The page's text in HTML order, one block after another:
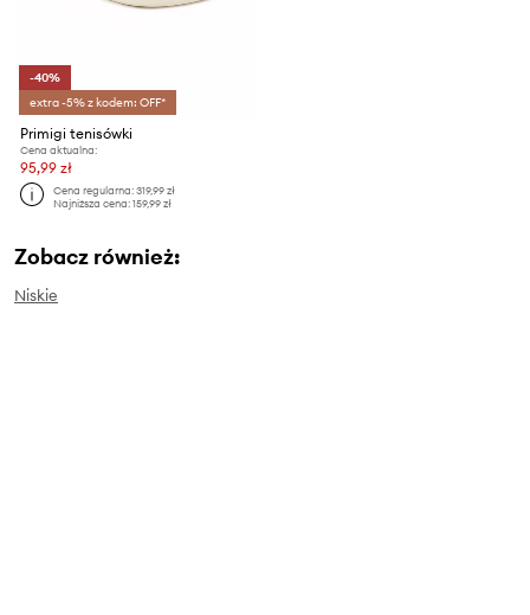
-40%
extra -5% z kodem: OFF*
Primigi tenisówki
Cena aktualna:
95,99 zł
Cena regularna:319,99 zł
Najniższa cena:159,99 zł
Zobacz również:
Niskie